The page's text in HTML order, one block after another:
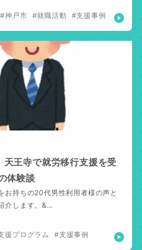
#神戸市 #就職活動 #支援事例
天王寺で就労移行支援を受
体験談
お持ちの20代男性利用者様の声と
介します。&…
援プログラム #支援事例